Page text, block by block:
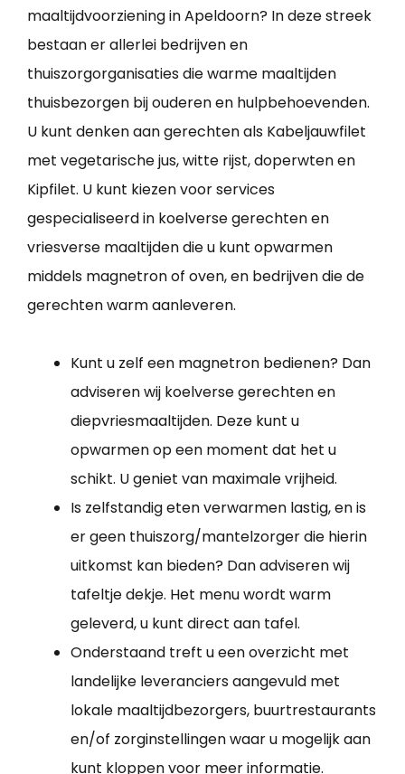
maaltijdvoorziening in Apeldoorn? In deze streek
bestaan er allerlei bedrijven en
thuiszorgorganisaties die warme maaltijden
thuisbezorgen bij ouderen en hulpbehoevenden.
U kunt denken aan gerechten als Kabeljauwfilet
met vegetarische jus, witte rijst, doperwten en
Kipfilet. U kunt kiezen voor services
gespecialiseerd in koelverse gerechten en
vriesverse maaltijden die u kunt opwarmen
middels magnetron of oven, en bedrijven die de
gerechten warm aanleveren.
Kunt u zelf een magnetron bedienen? Dan
adviseren wij koelverse gerechten en
diepvriesmaaltijden. Deze kunt u
opwarmen op een moment dat het u
schikt. U geniet van maximale vrijheid.
Is zelfstandig eten verwarmen lastig, en is
er geen thuiszorg/mantelzorger die hierin
uitkomst kan bieden? Dan adviseren wij
tafeltje dekje. Het menu wordt warm
geleverd, u kunt direct aan tafel.
Onderstaand treft u een overzicht met
landelijke leveranciers aangevuld met
lokale maaltijdbezorgers, buurtrestaurants
en/of zorginstellingen waar u mogelijk aan
kunt kloppen voor meer informatie.